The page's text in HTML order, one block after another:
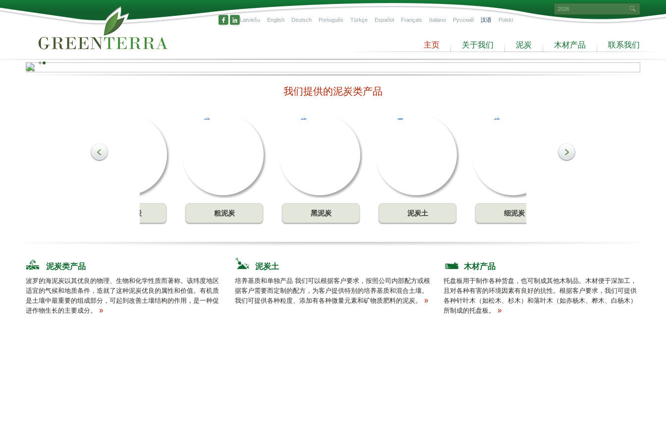
Latviešu English Deutsch Português Türkçe Español Français Italiano Русский 汉语 Polski
主页 关于我们 泥炭 木材产品 联系我们
托盘板用于制作各种货盘，也可制成其他木制品。木材便于深加
工，且对各种有害的环境因素有良好的抗性。根据客户要求，我
们可提供各种针叶木（如松木、杉木）和落叶木（如赤杨木、桦
木、白杨木）所制成的托盘板。提供一级、二级和三级木板。每
批货物在启运前，都要经过严格的质检关。
我们提供的泥炭类产品
泥炭类产品
波罗的海泥炭以其优良的物理、生物和化学性质而著称。该纬度地区
适宜的气候和地质条件，造就了这种泥炭优良的属性和价值。有机质
是土壤中最重要的组成部分，可起到改善土壤结构的作用，是一种促
进作物生长的主要成分。
泥炭土
培养基质和单独产品 我们可以根据客户要求，按照公司内部配方或根
据客户需要而定制的配方，为客户提供特别的培养基质和混合土壤。
我们可提供各种粒度、添加有各种微量元素和矿物质肥料的泥炭。
木材产品
托盘板用于制作各种货盘，也可制成其他木制品。木材便于深加工，
且对各种有害的环境因素有良好的抗性。根据客户要求，我们可提供
各种针叶木（如松木、杉木）和落叶木（如赤杨木、桦木、白杨木）
所制成的托盘板。